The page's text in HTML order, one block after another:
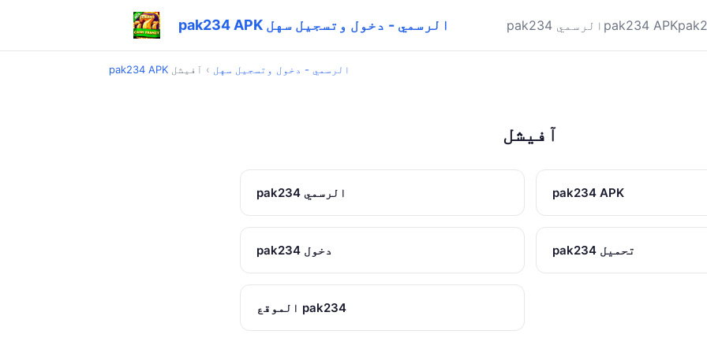
pak234 APK الرسمي - دخول وتسجيل سهل pak234 الرسمي pak234 APK
pak234 APK الرسمي - دخول وتسجيل سهل › آفیشل
آفیشل
pak234 الرسمي pak234 APK
pak234 دخول pak234 تحميل
الموقع pak234